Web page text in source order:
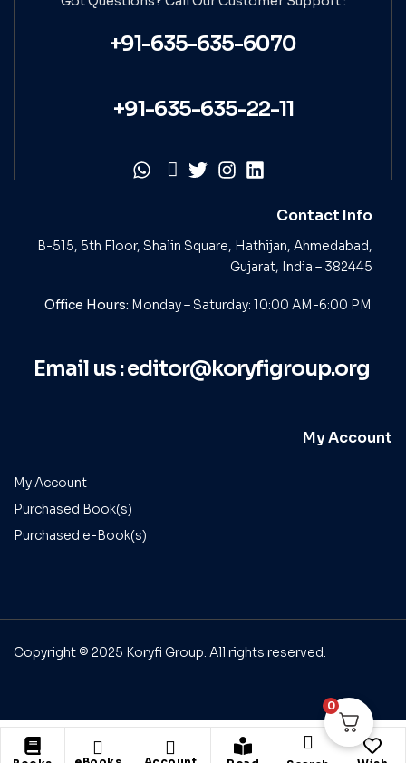
+91-635-635-6070
+91-635-635-22-11
Contact Info
B-515, 5th Floor, Shalin Square, Hathijan, Ahmedabad,
Gujarat, India – 382445
Office Hours: Monday – Saturday: 10:00 AM-6:00 PM
Email us :editor@koryfigroup.org
My Account
My Account
Purchased Book(s)
Purchased e-Book(s)
Copyright © 2025 Koryfi Group. All rights reserved.
0